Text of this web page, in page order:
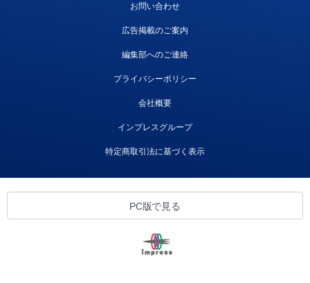
お問い合わせ
広告掲載のご案内
編集部へのご連絡
プライバシーポリシー
会社概要
インプレスグループ
特定商取引法に基づく表示
PC版で見る